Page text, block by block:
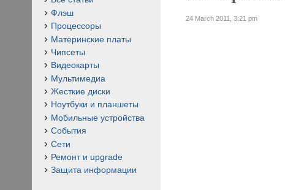
24 March 2011, 3:21 pm
Флэш
Процессоры
Материнские платы
Чипсеты
Видеокарты
Мультимедиа
Жесткие диски
Ноутбуки и планшеты
Мобильные устройства
События
Сети
Ремонт и upgrade
Защита информации